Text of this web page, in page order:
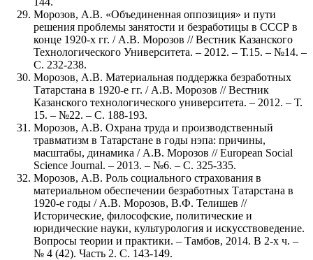
Морозов, А.В. «Объединенная оппозиция» и пути
решения проблемы занятости и безработицы в СССР в
конце 1920-х гг. / А.В. Морозов // Вестник Казанского
Технологического Университета. – 2012. – Т.15. – №14. –
С. 232-238.
Морозов, А.В. Материальная поддержка безработных
Татарстана в 1920-е гг. / А.В. Морозов // Вестник
Казанского технологического университета. – 2012. – Т.
15. – №22. – С. 188-193.
Морозов, А.В. Охрана труда и производственный
травматизм в Татарстане в годы нэпа: причины,
масштабы, динамика / А.В. Морозов // European Social
Science Journal. – 2013. – №6. – С. 325-335.
Морозов, А.В. Роль социального страхования в
материальном обеспечении безработных Татарстана в
1920-е годы / А.В. Морозов, В.Ф. Телишев //
Исторические, философские, политические и
юридические науки, культурология и искусствоведение.
Вопросы теории и практики. – Тамбов, 2014. В 2-х ч. –
№ 4 (42). Часть 2. С. 143-149.